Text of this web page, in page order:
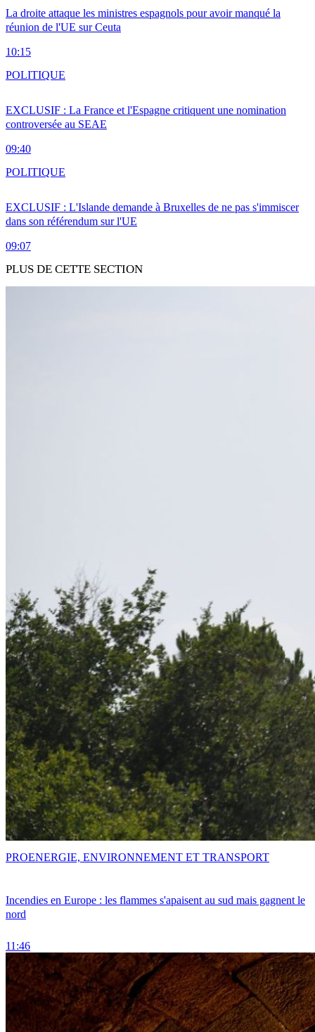
La droite attaque les ministres espagnols pour avoir manqué la
réunion de l'UE sur Ceuta
10:15
EXCLUSIF : La France et l'Espagne critiquent une nomination
controversée au SEAE
09:40
POLITIQUE
EXCLUSIF : L'Islande demande à Bruxelles de ne pas s'immiscer
dans son référendum sur l'UE
09:07
POLITIQUE
PLUS DE CETTE SECTION
Incendies en Europe : les flammes s'apaisent au sud mais gagnent le
nord
11:46
PROENERGIE, ENVIRONNEMENT ET TRANSPORT